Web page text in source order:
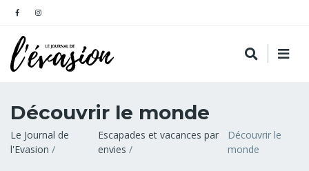
Découvrir le monde
Fil
d'Ariane
Le Journal de
l'Evasion
Escapades et vacances par
envies
Découvrir le
monde